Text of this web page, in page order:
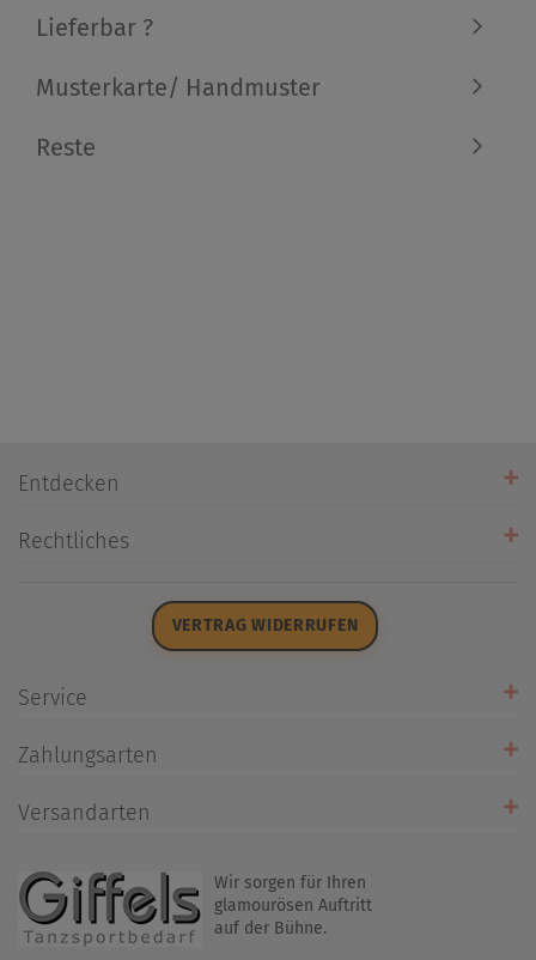
Lieferbar ?
Musterkarte/ Handmuster
Reste
Entdecken
Öffnungszeiten
Rechtliches
VERTRAG WIDERRUFEN
Service
Rückrufservice
Umtausch/Rücksendung
Zahlungsarten
Versandarten
Wir sorgen für Ihren
glamourösen Auftritt
auf der Bühne.